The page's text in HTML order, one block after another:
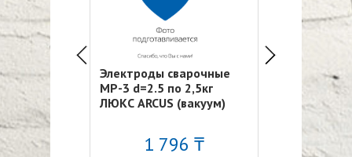
(4.5кг)
Электроды сварочные
MP-3 d=2.5 по 2,5кг
ЛЮКС ARCUS (вакуум)
1 796 ₸
Электрод
3 мм. 2,5
Monolith